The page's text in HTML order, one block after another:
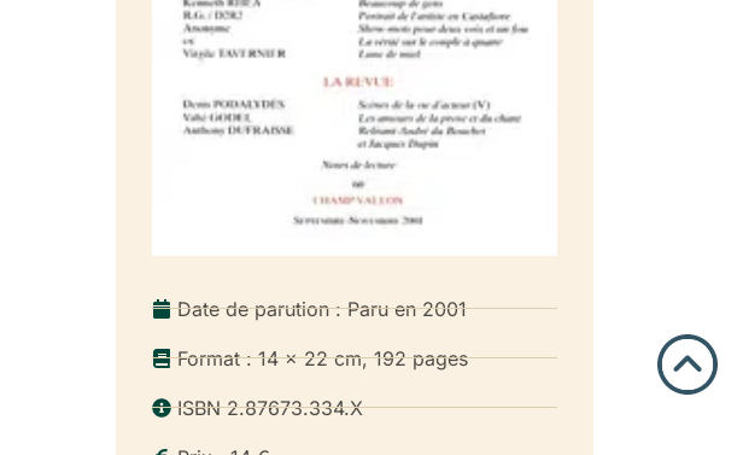
Date de parution : Paru en 2001
Format : 14 x 22 cm, 192 pages
ISBN 2.87673.334.X